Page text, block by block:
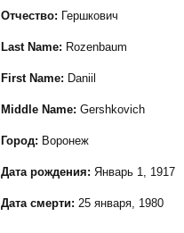
Отчество: Гершкович
Last Name: Rozenbaum
First Name: Daniil
Middle Name: Gershkovich
Город: Воронеж
Дата рождения: Январь 1, 1917
Дата смерти: 25 января, 1980